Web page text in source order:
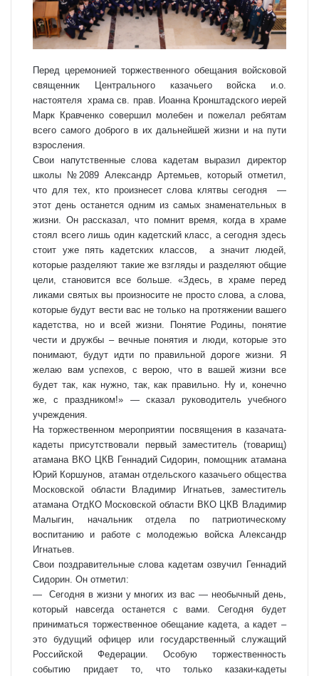
Перед церемонией торжественного обещания войсковой
священник Центрального казачьего войска и.о.
настоятеля храма св. прав. Иоанна Кронштадского иерей
Марк Кравченко совершил молебен и пожелал ребятам
всего самого доброго в их дальнейшей жизни и на пути
взросления.
Свои напутственные слова кадетам выразил директор
школы №2089 Александр Артемьев, который отметил,
что для тех, кто произнесет слова клятвы сегодня —
этот день останется одним из самых знаменательных в
жизни. Он рассказал, что помнит время, когда в храме
стоял всего лишь один кадетский класс, а сегодня здесь
стоит уже пять кадетских классов, а значит людей,
которые разделяют такие же взгляды и разделяют общие
цели, становится все больше. «Здесь, в храме перед
ликами святых вы произносите не просто слова, а слова,
которые будут вести вас не только на протяжении вашего
кадетства, но и всей жизни. Понятие Родины, понятие
чести и дружбы – вечные понятия и люди, которые это
понимают, будут идти по правильной дороге жизни. Я
желаю вам успехов, с верою, что в вашей жизни все
будет так, как нужно, так, как правильно. Ну и, конечно
же, с праздником!» — сказал руководитель учебного
учреждения.
На торжественном мероприятии посвящения в казачата-
кадеты присутствовали первый заместитель (товарищ)
атамана ВКО ЦКВ Геннадий Сидорин, помощник атамана
Юрий Коршунов, атаман отдельского казачьего общества
Московской области Владимир Игнатьев, заместитель
атамана ОтдКО Московской области ВКО ЦКВ Владимир
Малыгин, начальник отдела по патриотическому
воспитанию и работе с молодежью войска Александр
Игнатьев.
Свои поздравительные слова кадетам озвучил Геннадий
Сидорин. Он отметил:
— Сегодня в жизни у многих из вас — необычный день,
который навсегда останется с вами. Сегодня будет
приниматься торжественное обещание кадета, а кадет –
это будущий офицер или государственный служащий
Российской Федерации. Особую торжественность
событию придает то, что только казаки-кадеты